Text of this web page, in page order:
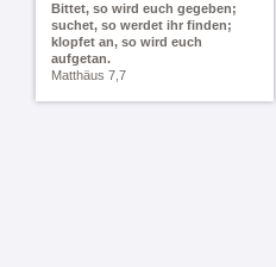
Bittet, so wird euch gegeben;
suchet, so werdet ihr finden;
klopfet an, so wird euch
aufgetan.
Matthäus 7,7